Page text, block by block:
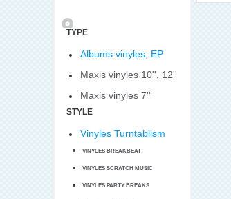
TYPE
Albums vinyles, EP
Maxis vinyles 10'', 12''
Maxis vinyles 7''
STYLE
Vinyles Turntablism
VINYLES BREAKBEAT
VINYLES SCRATCH MUSIC
VINYLES PARTY BREAKS